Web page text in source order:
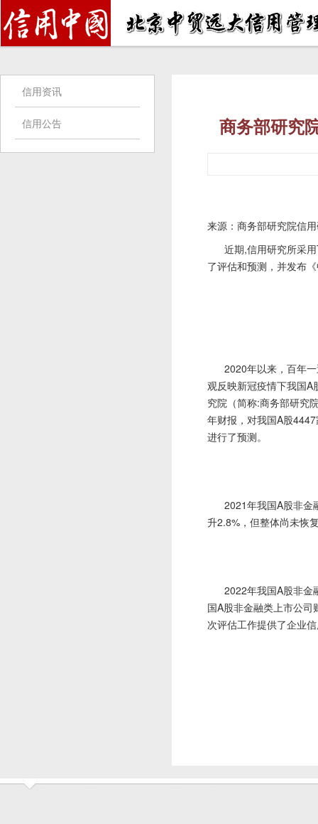
信用资讯
信用公告 商务部研究
来源：商务部研究院信
近期,信用研究所采用
了评估和预测，并发布
2020年以来，百年一
观反映新冠疫情下我国
究院（简称:商务部研究
年财报，对我国A股
进行了预测。
2021年我国A股非金
升2.8%，但整体尚未恢
2022年我国A股非金
国A股非金融类上市公
次评估工作提供了企业